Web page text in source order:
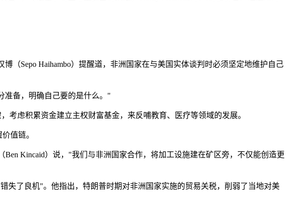
（Sepo Haihambo）提醒道，非洲国家在与美国实体谈判时必须坚定地维护自己
准备，明确自己要的是什么。"
虑积累资金建立主权财富基金，来反哺教育、医疗等领域的发展。
值链。
Kincaid）说，"我们与非洲国家合作，将加工设施建在矿区旁，不仅能创造更
失了良机"。他指出，特朗普时期对非洲国家实施的贸易关税，削弱了当地对美